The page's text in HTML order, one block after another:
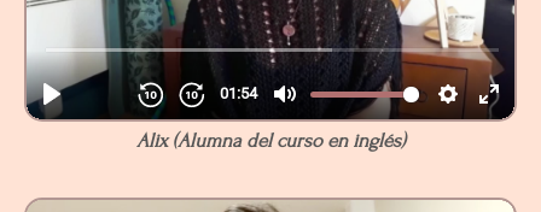
Alix(Alumna del curso en inglés)